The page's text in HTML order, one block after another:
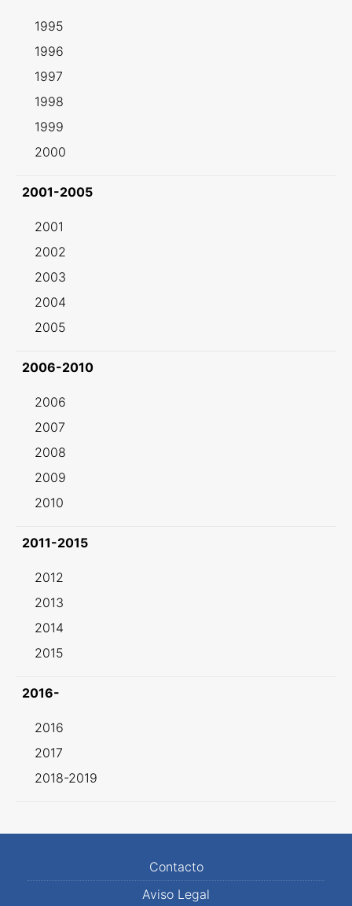
1995
1996
1997
1998
1999
2000
2001-2005
2001
2002
2003
2004
2005
2006-2010
2006
2007
2008
2009
2010
2011-2015
2012
2013
2014
2015
2016-
2016
2017
2018-2019
Contacto
Aviso Legal